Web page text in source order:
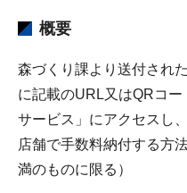
概要
森づくり課より送付され
に記載のURL又はQRコ
サービス」にアクセスし
店舗で手数料納付する方
満のものに限る）